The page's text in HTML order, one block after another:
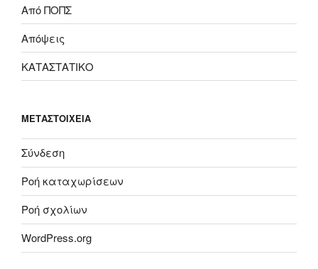
Από ΠΟΠΣ
Απόψεις
ΚΑΤΑΣΤΑΤΙΚΟ
ΜΕΤΑΣΤΟΙΧΕΊΑ
Σύνδεση
Ροή καταχωρίσεων
Ροή σχολίων
WordPress.org